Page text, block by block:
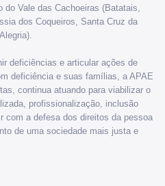
do Vale das Cachoeiras (Batatais,
dos Coqueiros, Santa Cruz da
deficiências e articular ações de
deficiência e suas famílias, a APAE
continua atuando para viabilizar o
profissionalização, inclusão
com a defesa dos direitos da pessoa
de uma sociedade mais justa e